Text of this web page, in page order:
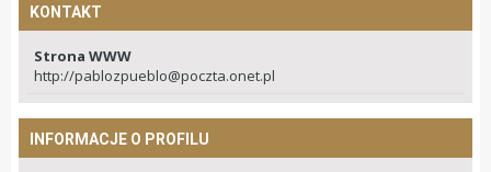
KONTAKT
Strona WWW
http://pablozpueblo@poczta.onet.pl
INFORMACJE O PROFILU